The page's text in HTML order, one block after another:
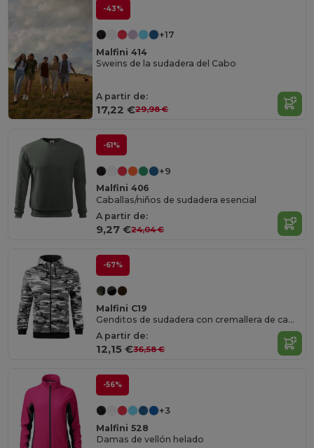
-43%
+17
Malfini 414
Sweins de la sudadera del Cabo
A partir de:
17,22 €29,98 €
-61%
+9
Malfini 406
Caballas/niños de sudadera esencial
A partir de:
9,27 €24,04 €
-67%
Malfini C19
Genditos de sudadera con cremallera de camuflaje
A partir de:
12,15 €36,58 €
-56%
+3
Malfini 528
Damas de vellón helado